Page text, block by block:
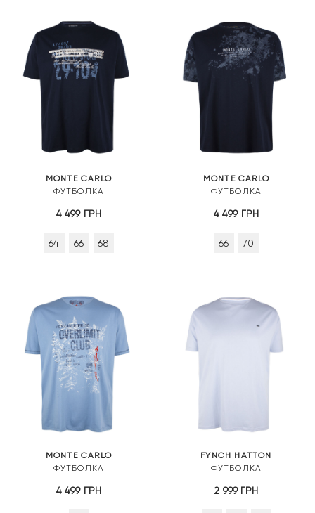
MONTE CARLO
ФУТБОЛКА
4 499 ГРН
64 66 68
MONTE CARLO
ФУТБОЛКА
4 499 ГРН
66 70
MONTE CARLO
ФУТБОЛКА
4 499 ГРН
FYNCH HATTON
ФУТБОЛКА
2 999 ГРН